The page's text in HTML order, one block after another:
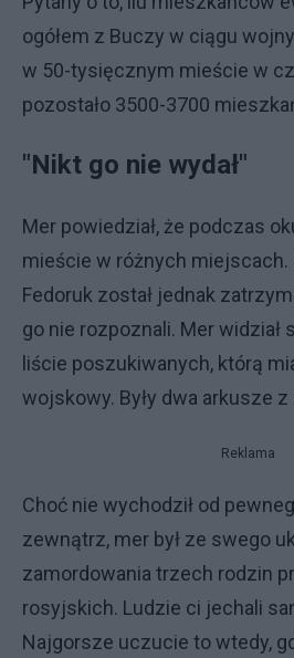
ogółem z Buczy w ciągu
w 50-tysięcznym mieście w
pozostało 3500-3700
"Nikt go nie wydał"
Mer powiedział, że podczas
mieście w różnych miejscach.
Fedoruk został jednak
go nie rozpoznali. Mer widział
liście poszukiwanych, którą
wojskowy. Były dwa arkusze
Reklama
Choć nie wychodził od
zewnątrz, mer był ze swego
zamordowania trzech rodzin
rosyjskich. Ludzie ci jechali
Najgorsze uczucie to wtedy,